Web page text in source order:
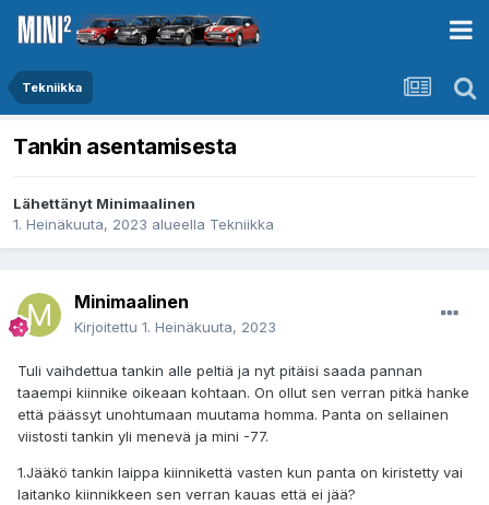
Tekniikka
Tankin asentamisesta
Lähettänyt Minimaalinen
1. Heinäkuuta, 2023 alueella Tekniikka
Minimaalinen
Kirjoitettu 1. Heinäkuuta, 2023
Tuli vaihdettua tankin alle peltiä ja nyt pitäisi saada pannan
taaempi kiinnike oikeaan kohtaan. On ollut sen verran pitkä hanke
että päässyt unohtumaan muutama homma. Panta on sellainen
viistosti tankin yli menevä ja mini -77.
1.Jääkö tankin laippa kiinnikettä vasten kun panta on kiristetty vai
laitanko kiinnikkeen sen verran kauas että ei jää?